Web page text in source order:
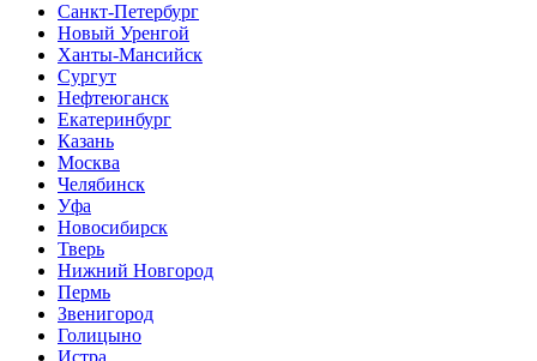
Санкт-Петербург
Новый Уренгой
Ханты-Мансийск
Сургут
Нефтеюганск
Екатеринбург
Казань
Москва
Челябинск
Уфа
Новосибирск
Тверь
Нижний Новгород
Пермь
Звенигород
Голицыно
Истра